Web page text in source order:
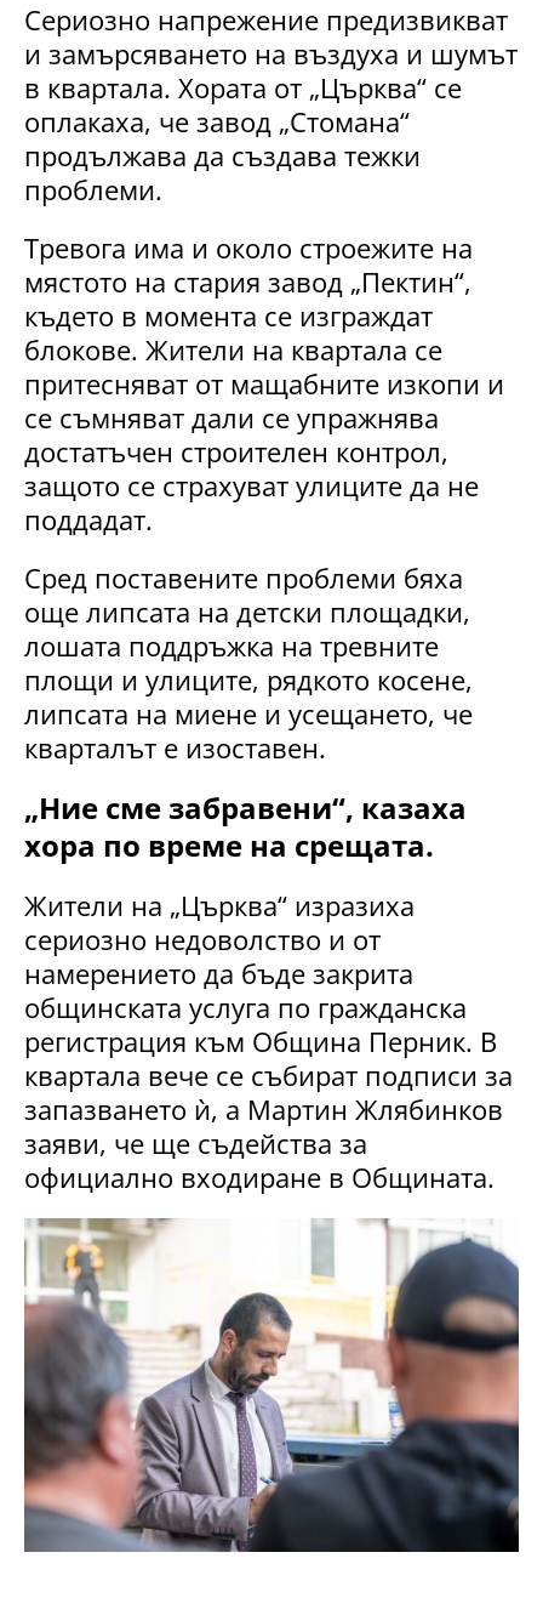
Сериозно напрежение предизвикват
и замърсяването на въздуха и шумът
в квартала. Хората от „Църква“ се
оплакаха, че завод „Стомана“
продължава да създава тежки
проблеми.
Тревога има и около строежите на
мястото на стария завод „Пектин“,
където в момента се изграждат
блокове. Жители на квартала се
притесняват от мащабните изкопи и
се съмняват дали се упражнява
достатъчен строителен контрол,
защото се страхуват улиците да не
поддадат.
Сред поставените проблеми бяха
още липсата на детски площадки,
лошата поддръжка на тревните
площи и улиците, рядкото косене,
липсата на миене и усещането, че
кварталът е изоставен.
„Ние сме забравени“, казаха
хора по време на срещата.
Жители на „Църква“ изразиха
сериозно недоволство и от
намерението да бъде закрита
общинската услуга по гражданска
регистрация към Община Перник. В
квартала вече се събират подписи за
запазването ѝ, а Мартин Жлябинков
заяви, че ще съдейства за
официално входиране в Общината.